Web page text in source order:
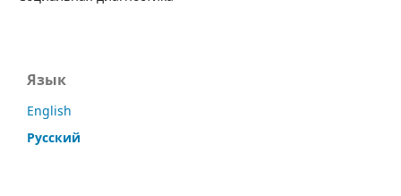
Язык
English
Русский